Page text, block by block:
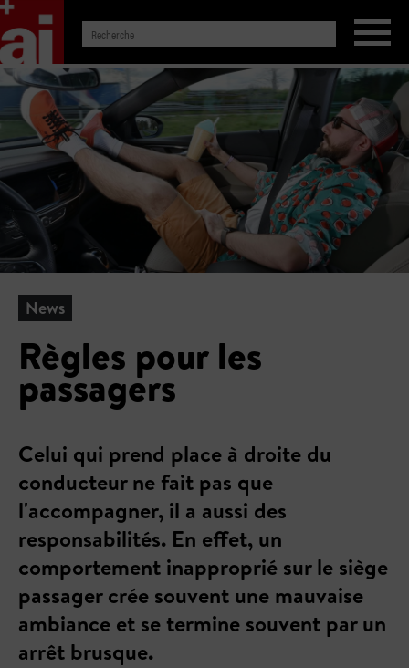
News
Règles pour les
passagers
Celui qui prend place à droite du
conducteur ne fait pas que
l'accompagner, il a aussi des
responsabilités. En effet, un
comportement inapproprié sur le siège
passager crée souvent une mauvaise
ambiance et se termine souvent par un
arrêt brusque.